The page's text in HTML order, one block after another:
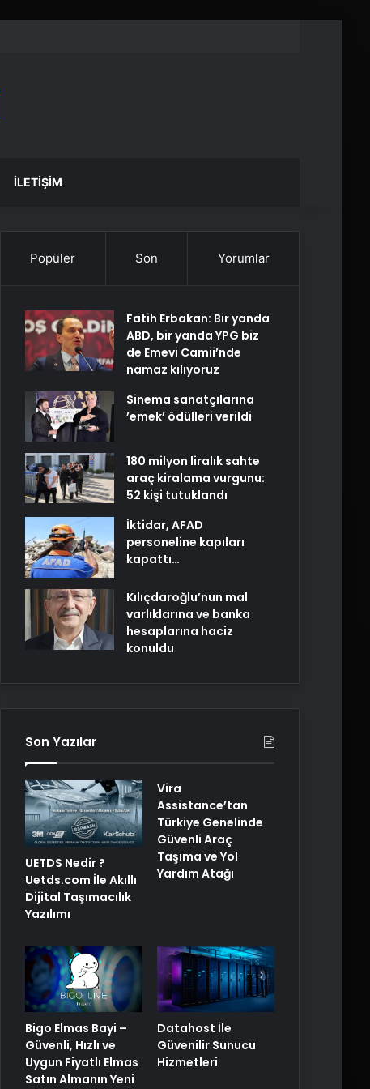
İLETIŞIM
Popüler Son Yorumlar
Fatih Erbakan: Bir yanda
ABD, bir yanda YPG biz
de Emevi Camii’nde
namaz kılıyoruz
Sinema sanatçılarına
’emek’ ödülleri verildi
180 milyon liralık sahte
araç kiralama vurgunu:
52 kişi tutuklandı
İktidar, AFAD
personeline kapıları
kapattı…
Kılıçdaroğlu’nun mal
varlıklarına ve banka
hesaplarına haciz
konuldu
Son Yazılar
UETDS Nedir ?
Uetds.com İle Akıllı
Dijital Taşımacılık
Yazılımı
Vira
Assistance’tan
Türkiye Genelinde
Güvenli Araç
Taşıma ve Yol
Yardım Atağı
Bigo Elmas Bayi –
Güvenli, Hızlı ve
Uygun Fiyatlı Elmas
Satın Almanın Yeni
Datahost İle
Güvenilir Sunucu
Hizmetleri